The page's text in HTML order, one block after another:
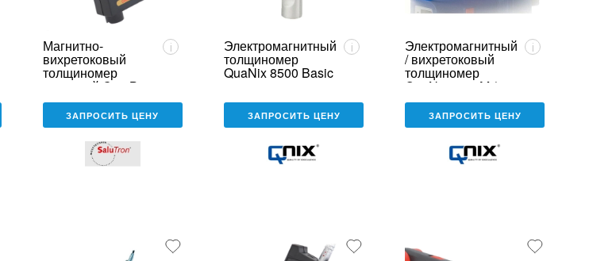
Магнитно-
вихретоковый
толщиномер
покрытий ComBi-
D3
i
ЗАПРОСИТЬ ЦЕНУ
Электромагнитный
толщиномер
QuaNix 8500 Basic
i
ЗАПРОСИТЬ ЦЕНУ
Электромагнитный
/ вихретоковый
толщиномер
QuaNix 7500M (с
памятью)
i
ЗАПРОСИТЬ ЦЕНУ